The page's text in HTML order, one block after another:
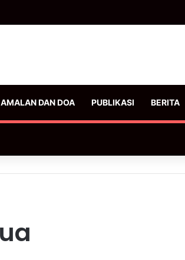
AMALAN DAN DOA PUBLIKASI BERITA